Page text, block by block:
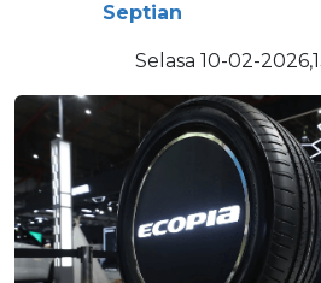
Septian
Selasa 10-02-